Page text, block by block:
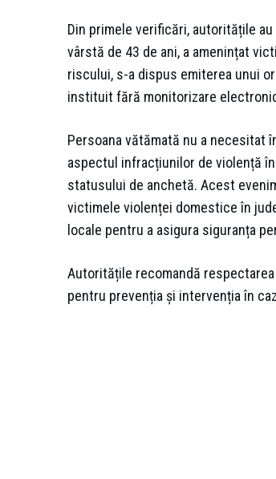
Din primele verificări, autoritățile
vârstă de 43 de ani, a amenințat
riscului, s-a dispus emiterea unui
instituit fără monitorizare
Persoana vătămată nu a necesitat
aspectul infracțiunilor de violență
statusului de anchetă. Acest
victimele violenței domestice în
locale pentru a asigura siguranța
Autoritățile recomandă
pentru prevenția și intervenția în